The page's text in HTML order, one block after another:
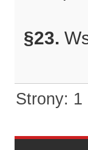
§23.
Strony: 1